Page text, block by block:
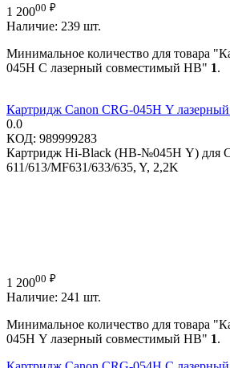
1 20000 ₽
Наличие: 239 шт.
Минимальное количество для товара
045H C лазерный совместимый HB" 1.
Картридж Canon CRG-045H Y
0.0
КОД: 989999283
Картридж Hi-Black (HB-№045H Y) для
611/613/MF631/633/635, Y, 2,2K
1 20000 ₽
Наличие: 241 шт.
Минимальное количество для товара
045H Y лазерный совместимый HB" 1.